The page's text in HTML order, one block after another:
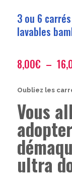
3 ou 6
lavables
8,00€ –
Oubliez les
Vous
ultra